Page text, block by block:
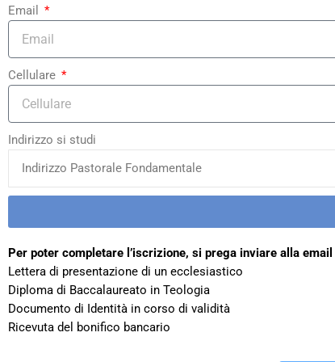
Email
Cellulare
Indirizzo si studi
Per poter completare l’iscrizione, si prega inviare alla email
Lettera di presentazione di un ecclesiastico
Diploma di Baccalaureato in Teologia
Documento di Identità in corso di validità
Ricevuta del bonifico bancario